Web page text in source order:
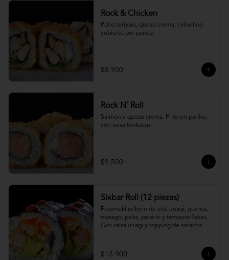
Rock & Chicken
Pollo teriyaki, queso crema, cebollino
cubierto por panko.
$8.900
Rock N´ Roll
Salmón y queso crema. Frito en panko,
con salsa tonkatsu.
$9.500
Sixbar Roll (12 piezas)
Futomaki relleno de ebi, unagi, quínoa,
masago, palta, pepino y tempura flakes.
Con salsa unagi y topping de sriracha.
$13.900